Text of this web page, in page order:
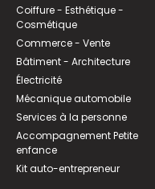
Coiffure - Esthétique -
Cosmétique
Commerce - Vente
Bâtiment - Architecture
Électricité
Mécanique automobile
Services à la personne
Accompagnement Petite
enfance
Kit auto-entrepreneur